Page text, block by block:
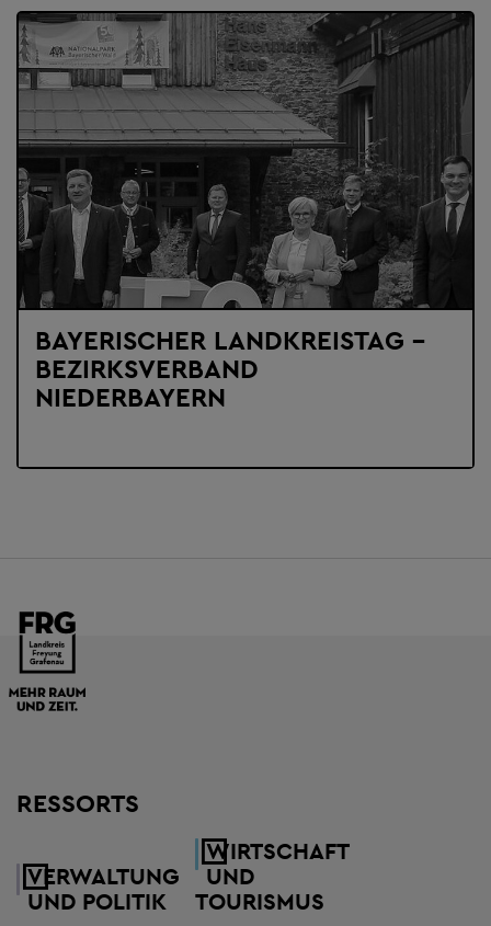
BAYERISCHER LANDKREISTAG -
BEZIRKSVERBAND
NIEDERBAYERN
RESSORTS
VERWALTUNG
UND POLITIK
WIRTSCHAFT
UND
TOURISMUS